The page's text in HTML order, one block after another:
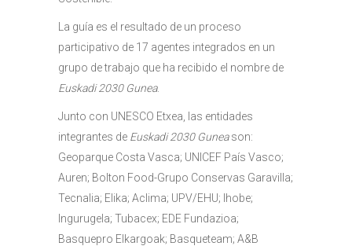
La guía es el resultado de un proceso
participativo de 17 agentes integrados en un
grupo de trabajo que ha recibido el nombre de
Euskadi 2030 Gunea.
Junto con UNESCO Etxea, las entidades
integrantes de Euskadi 2030 Guneason:
Geoparque Costa Vasca; UNICEF País Vasco;
Auren; Bolton Food-Grupo Conservas Garavilla;
Tecnalia; Elika; Aclima; UPV/EHU; Ihobe;
Ingurugela; Tubacex; EDE Fundazioa;
Basquepro Elkargoak; Basqueteam; A&B